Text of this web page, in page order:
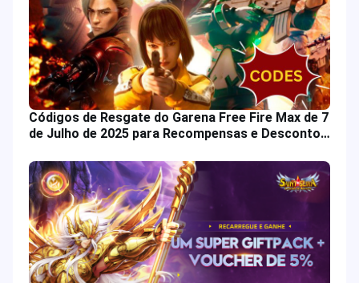
Códigos de Resgate do Garena Free Fire Max de 7
de Julho de 2025 para Recompensas e Descontos